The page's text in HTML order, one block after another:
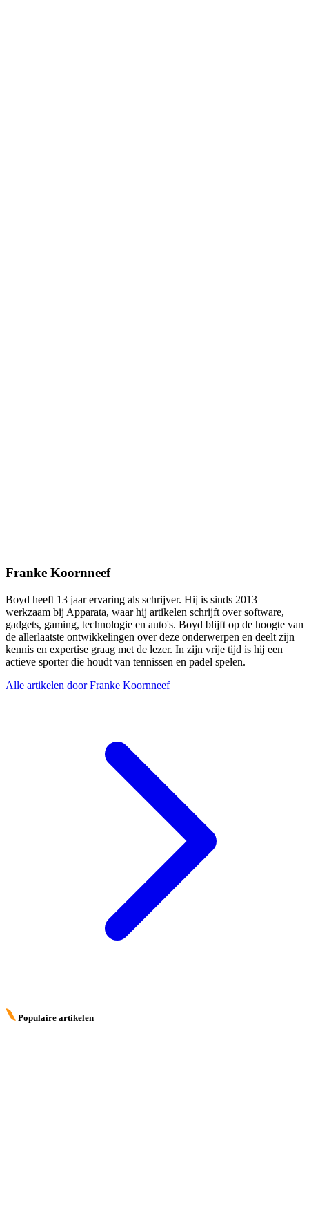
Franke Koornneef
Boyd heeft 13 jaar ervaring als schrijver. Hij is sinds 2013
werkzaam bij Apparata, waar hij artikelen schrijft over software,
gadgets, gaming, technologie en auto's. Boyd blijft op de hoogte van
de allerlaatste ontwikkelingen over deze onderwerpen en deelt zijn
kennis en expertise graag met de lezer. In zijn vrije tijd is hij een
actieve sporter die houdt van tennissen en padel spelen.
Alle artikelen door Franke Koornneef
Populaire artikelen